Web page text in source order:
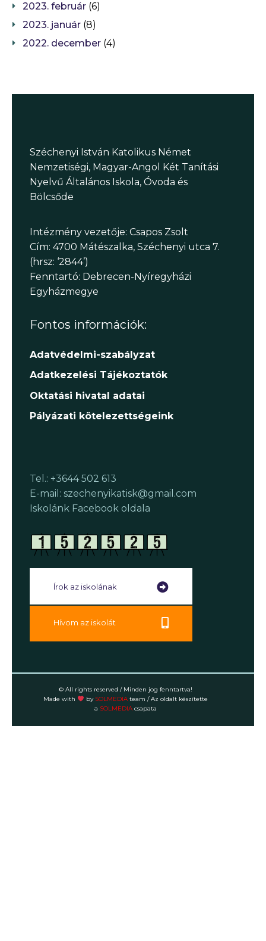
2023. február (6)
2023. január (8)
2022. december (4)
Széchenyi István Katolikus Német
Nemzetiségi, Magyar-Angol Két Tanítási
Nyelvű Általános Iskola, Óvoda és
Bölcsőde
Intézmény vezetője: Csapos Zsolt
Cím: 4700 Mátészalka, Széchenyi utca 7.
(hrsz: ‘2844’)
Fenntartó: Debrecen-Nyíregyházi
Egyházmegye
Fontos információk:
Adatvédelmi-szabályzat
Adatkezelési Tájékoztatók
Oktatási hivatal adatai
Pályázati kötelezettségeink
Tel.: +3644 502 613
E-mail: szechenyikatisk@gmail.com
Iskolánk Facebook oldala
Írok az iskolának
Hívom az iskolát
© All rights reserved / Minden jog fenntartva!
Made with
by SOLMEDIAteam / Az oldalt készítette
a SOLMEDIA csapata